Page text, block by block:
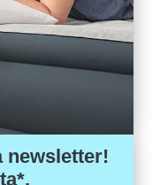
newsletter!